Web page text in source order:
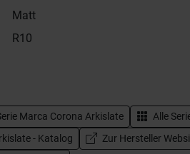
Matt
R10
Marca Corona Arkislate Alle
- Katalog
Zur Hersteller